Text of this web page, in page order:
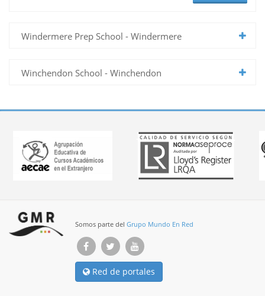
Windermere Prep School - Windermere
Winchendon School - Winchendon
Somos parte del Grupo Mundo En Red
Red de portales